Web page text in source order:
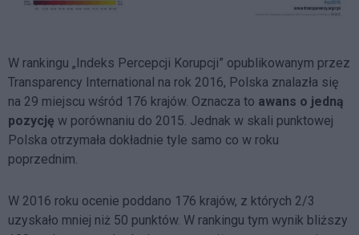
W rankingu „Indeks Percepcji Korupcji” opublikowanym przez
Transparency International na rok 2016, Polska znalazła się
na 29 miejscu wśród 176 krajów. Oznacza to awans o jedną
pozycję w porównaniu do 2015. Jednak w skali punktowej
Polska otrzymała dokładnie tyle samo co w roku
poprzednim.
W 2016 roku ocenie poddano 176 krajów, z których 2/3
uzyskało mniej niż 50 punktów. W rankingu tym wynik bliższy